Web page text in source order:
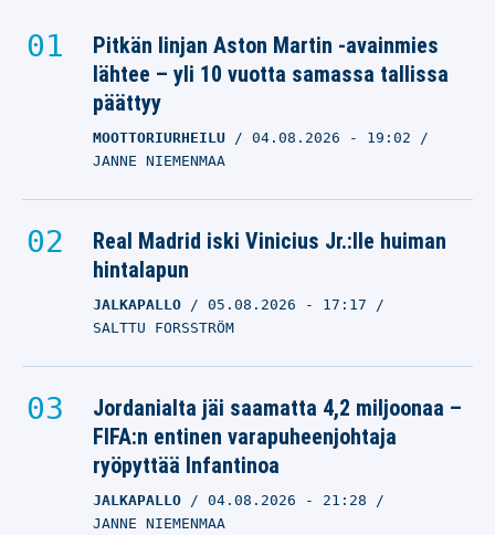
Pitkän linjan Aston Martin -avainmies
lähtee – yli 10 vuotta samassa tallissa
päättyy
MOOTTORIURHEILU 04.08.2026 - 19:02
JANNE NIEMENMAA
Real Madrid iski Vinicius Jr.:lle huiman
hintalapun
JALKAPALLO 05.08.2026 - 17:17
SALTTU FORSSTRÖM
Jordanialta jäi saamatta 4,2 miljoonaa –
FIFA:n entinen varapuheenjohtaja
ryöpyttää Infantinoa
JALKAPALLO 04.08.2026 - 21:28
JANNE NIEMENMAA